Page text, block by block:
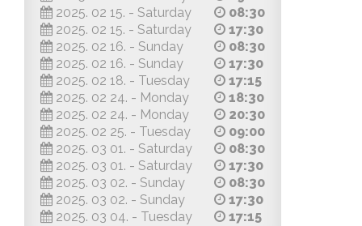
2025. 02 15. - Saturday
08:30
2025. 02 15. - Saturday
17:30
2025. 02 16. - Sunday
08:30
2025. 02 16. - Sunday
17:30
2025. 02 18. - Tuesday
17:15
2025. 02 24. - Monday
18:30
2025. 02 24. - Monday
20:30
2025. 02 25. - Tuesday
09:00
2025. 03 01. - Saturday
08:30
2025. 03 01. - Saturday
17:30
2025. 03 02. - Sunday
08:30
2025. 03 02. - Sunday
17:30
2025. 03 04. - Tuesday
17:15